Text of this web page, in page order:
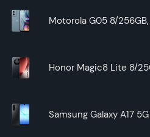
Motorola G05 8/
Honor Magic8 Lite 8/
Samsung Galaxy A17